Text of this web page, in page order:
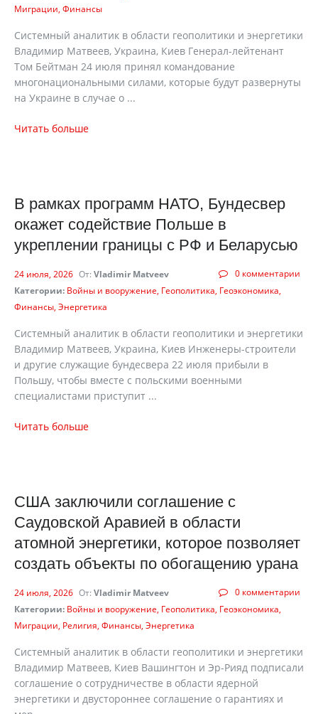
Миграции Финансы
Системный аналитик в области геополитики и энергетики
Владимир Матвеев, Украина, Киев Генерал-лейтенант
Том Бейтман 24 июля принял командование
многонациональными силами, которые будут развернуты
на Украине в случае о ...
Читать больше
В рамках программ НАТО, Бундесвер
окажет содействие Польше в
укреплении границы с РФ и Беларусью
0 комментарии
24 июля, 2026 От: Vladimir Matveev
Категории: Войны и вооружение Геополитика Геоэкономика
Финансы Энергетика
Системный аналитик в области геополитики и энергетики
Владимир Матвеев, Украина, Киев Инженеры-строители
и другие служащие бундесвера 22 июля прибыли в
Польшу, чтобы вместе с польскими военными
специалистами приступит ...
Читать больше
США заключили соглашение с
Саудовской Аравией в области
атомной энергетики, которое позволяет
создать объекты по обогащению урана
0 комментарии
24 июля, 2026 От: Vladimir Matveev
Категории: Войны и вооружение Геополитика Геоэкономика
Миграции Религия Финансы Энергетика
Системный аналитик в области геополитики и энергетики
Владимир Матвеев, Киев Вашингтон и Эр-Рияд подписали
соглашение о сотрудничестве в области ядерной
энергетики и двустороннее соглашение о гарантиях и